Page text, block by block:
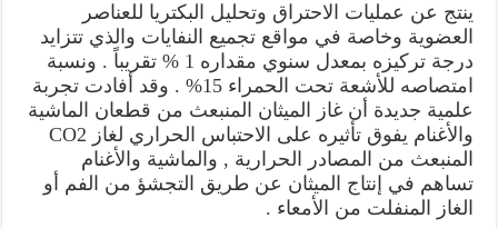
ينتج عن عمليات الاحتراق وتحليل البكتريا للعناصر
العضوية وخاصة في مواقع تجميع النفايات والذي تتزايد
درجة تركيزه بمعدل سنوي مقداره 1 % تقريباً . ونسبة
امتصاصه للأشعة تحت الحمراء 15% . وقد أفادت تجربة
علمية جديدة أن غاز الميثان المنبعث من قطعان الماشية
والأغنام يفوق تأثيره على الاحتباس الحراري لغاز CO2
المنبعث من المصادر الحرارية , والماشية والأغنام
تساهم في إنتاج الميثان عن طريق التجشؤ من الفم أو
الغاز المنفلت من الأمعاء .